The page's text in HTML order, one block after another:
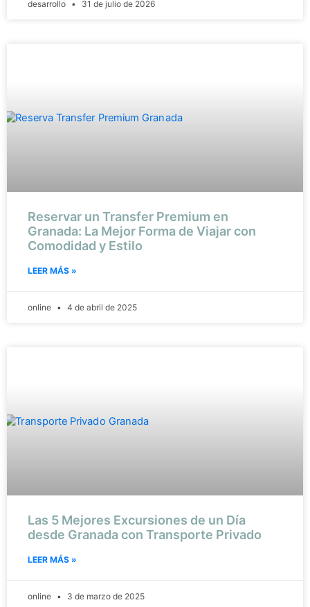
desarrollo 31 de julio de 2026
Reservar un Transfer Premium en
Granada: La Mejor Forma de Viajar con
Comodidad y Estilo
LEER MÁS »
online 4 de abril de 2025
Las 5 Mejores Excursiones de un Día
desde Granada con Transporte Privado
LEER MÁS »
online 3 de marzo de 2025